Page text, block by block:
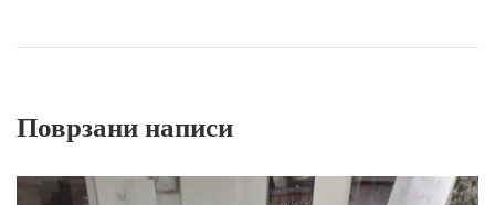
Поврзани написи